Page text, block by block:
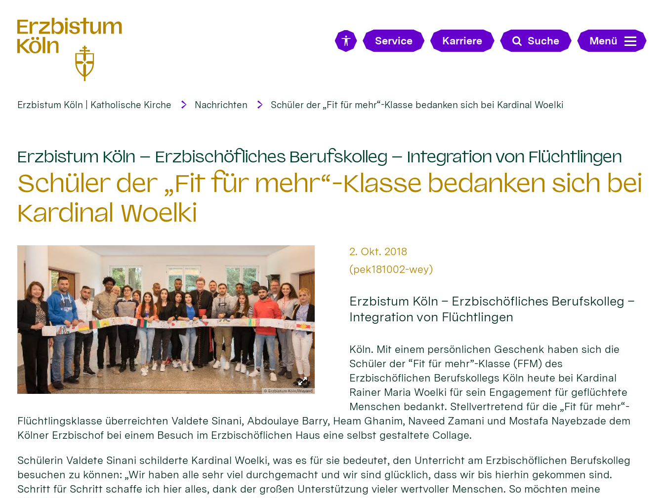
Service Karriere Suche Menü
Erzbistum Köln | Katholische Kirche Nachrichten Schüler der „Fit für mehr“-Klasse bedanken sich bei Kardinal Woelki
Erzbistum Köln – Erzbischöfliches Berufskolleg – Integration von Flüchtlingen
Schüler der „Fit für mehr“-Klasse bedanken sich bei
Kardinal Woelki
© Erzbistum Köln/Weyand
Datum:
2. Okt. 2018
Von:
(pek181002-wey)
Erzbistum Köln – Erzbischöfliches Berufskolleg –
Integration von Flüchtlingen
Köln. Mit einem persönlichen Geschenk haben sich die
Schüler der “Fit für mehr”-Klasse (FFM) des
Erzbischöflichen Berufskollegs Köln heute bei Kardinal
Rainer Maria Woelki für sein Engagement für geflüchtete
Menschen bedankt. Stellvertretend für die „Fit für mehr“-
Flüchtlingsklasse überreichten Valdete Sinani, Abdoulaye Barry, Heam Ghanim, Naveed Zamani und Mostafa Nayebzade dem
Kölner Erzbischof bei einem Besuch im Erzbischöflichen Haus eine selbst gestaltete Collage.
Schülerin Valdete Sinani schilderte Kardinal Woelki, was es für sie bedeutet, den Unterricht am Erzbischöflichen Berufskolleg
besuchen zu können: „Wir haben alle sehr viel durchgemacht und wir sind glücklich, dass wir bis hierhin gekommen sind.
Schritt für Schritt schaffe ich hier alles, dank der großen Unterstützung vieler wertvoller Menschen. So möchten meine